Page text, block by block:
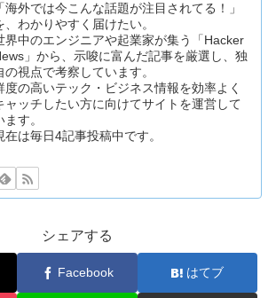
「海外では今こんな話題が注目されてる！」
、わかりやすく届けたい。
界中のエンジニアや起業家が集う「Hacker
」から、示唆に富んだ記事を厳選し、独
の視点で考察しています。
度の高いテック・ビジネス情報を効率よく
ャッチしたい方に向けてサイトを運営して
ます。
在は毎日4記事投稿中です。
シェアする
Facebook はてブ